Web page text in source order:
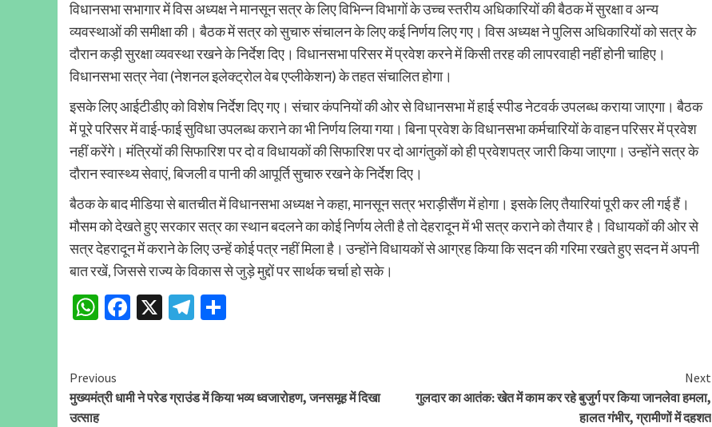
विधानसभा सभागार में विस अध्यक्ष ने मानसून सत्र के लिए विभिन्न विभागों के उच्च स्तरीय अधिकारियों की बैठक में सुरक्षा व अन्य
व्यवस्थाओं की समीक्षा की। बैठक में सत्र को सुचारु संचालन के लिए कई निर्णय लिए गए। विस अध्यक्ष ने पुलिस अधिकारियों को सत्र के
दौरान कड़ी सुरक्षा व्यवस्था रखने के निर्देश दिए। विधानसभा परिसर में प्रवेश करने में किसी तरह की लापरवाही नहीं होनी चाहिए।
विधानसभा सत्र नेवा (नेशनल इलेक्ट्रोल वेब एप्लीकेशन) के तहत संचालित होगा।
इसके लिए आईटीडीए को विशेष निर्देश दिए गए। संचार कंपनियों की ओर से विधानसभा में हाई स्पीड नेटवर्क उपलब्ध कराया जाएगा। बैठक
में पूरे परिसर में वाई-फाई सुविधा उपलब्ध कराने का भी निर्णय लिया गया। बिना प्रवेश के विधानसभा कर्मचारियों के वाहन परिसर में प्रवेश
नहीं करेंगे। मंत्रियों की सिफारिश पर दो व विधायकों की सिफारिश पर दो आगंतुकों को ही प्रवेशपत्र जारी किया जाएगा। उन्होंने सत्र के
दौरान स्वास्थ्य सेवाएं, बिजली व पानी की आपूर्ति सुचारु रखने के निर्देश दिए।
बैठक के बाद मीडिया से बातचीत में विधानसभा अध्यक्ष ने कहा, मानसून सत्र भराड़ीसैंण में होगा। इसके लिए तैयारियां पूरी कर ली गई हैं।
मौसम को देखते हुए सरकार सत्र का स्थान बदलने का कोई निर्णय लेती है तो देहरादून में भी सत्र कराने को तैयार है। विधायकों की ओर से
सत्र देहरादून में कराने के लिए उन्हें कोई पत्र नहीं मिला है। उन्होंने विधायकों से आग्रह किया कि सदन की गरिमा रखते हुए सदन में अपनी
बात रखें, जिससे राज्य के विकास से जुड़े मुद्दों पर सार्थक चर्चा हो सके।
WhatsApp
Facebook
X Telegram
Continue
Reading
Previous
मुख्यमंत्री धामी ने परेड ग्राउंड में किया भव्य ध्वजारोहण, जनसमूह में दिखा
उत्साह
Next
गुलदार का आतंक: खेत में काम कर रहे बुजुर्ग पर किया जानलेवा हमला,
हालत गंभीर, ग्रामीणों में दहशत